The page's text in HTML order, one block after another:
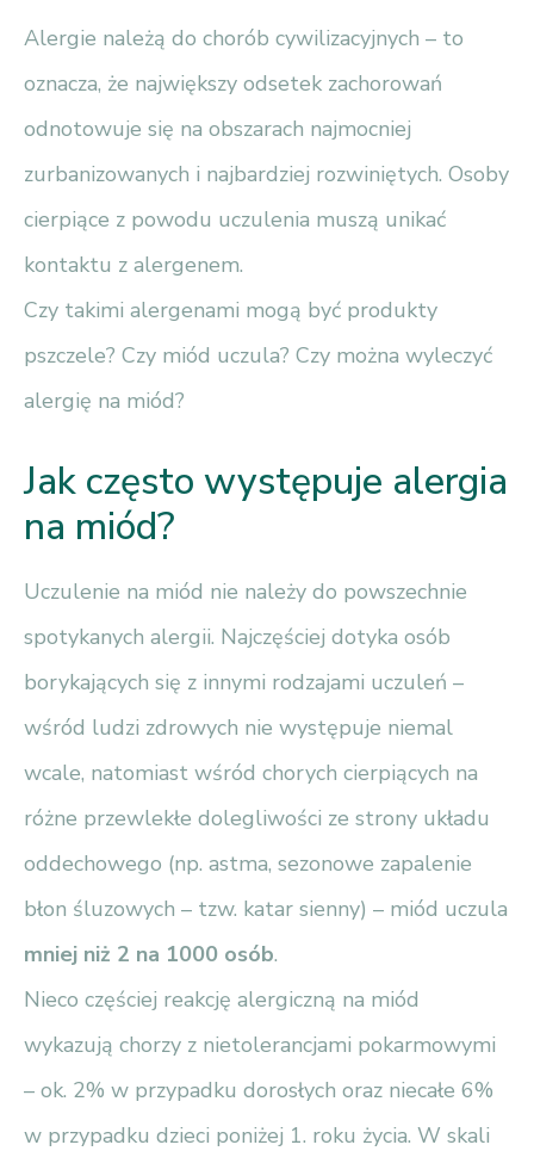
Alergie należą do chorób cywilizacyjnych – to
oznacza, że największy odsetek zachorowań
odnotowuje się na obszarach najmocniej
zurbanizowanych i najbardziej rozwiniętych. Osoby
cierpiące z powodu uczulenia muszą unikać
kontaktu z alergenem.
Czy takimi alergenami mogą być produkty
pszczele? Czy miód uczula? Czy można wyleczyć
alergię na miód?
Jak często występuje alergia
na miód?
Uczulenie na miód nie należy do powszechnie
spotykanych alergii. Najczęściej dotyka osób
borykających się z innymi rodzajami uczuleń –
wśród ludzi zdrowych nie występuje niemal
wcale, natomiast wśród chorych cierpiących na
różne przewlekłe dolegliwości ze strony układu
oddechowego (np. astma, sezonowe zapalenie
błon śluzowych – tzw. katar sienny) – miód uczula
mniej niż 2 na 1000 osób.
Nieco częściej reakcję alergiczną na miód
wykazują chorzy z nietolerancjami pokarmowymi
– ok. 2% w przypadku dorosłych oraz niecałe 6%
w przypadku dzieci poniżej 1. roku życia. W skali